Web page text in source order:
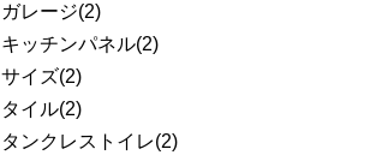
ガレージ(2)
キッチンパネル(2)
サイズ(2)
タイル(2)
タンクレストイレ(2)